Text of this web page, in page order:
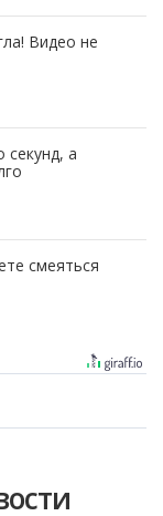
Видео не
секунд, а
смеяться